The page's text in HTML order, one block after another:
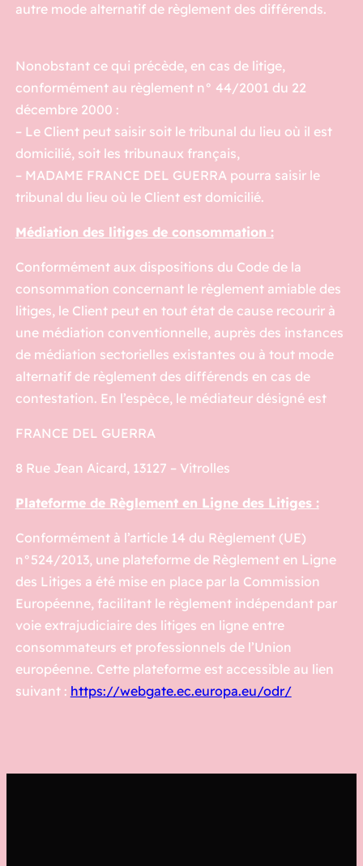
autre mode alternatif de règlement des différends.
Nonobstant ce qui précède, en cas de litige,
conformément au règlement n° 44/2001 du 22
décembre 2000 :
– Le Client peut saisir soit le tribunal du lieu où il est
domicilié, soit les tribunaux français,
– MADAME FRANCE DEL GUERRA pourra saisir le
tribunal du lieu où le Client est domicilié.
Médiation des litiges de consommation :
Conformément aux dispositions du Code de la
consommation concernant le règlement amiable des
litiges, le Client peut en tout état de cause recourir à
une médiation conventionnelle, auprès des instances
de médiation sectorielles existantes ou à tout mode
alternatif de règlement des différends en cas de
contestation. En l’espèce, le médiateur désigné est
FRANCE DEL GUERRA
8 Rue Jean Aicard, 13127 – Vitrolles
Plateforme de Règlement en Ligne des Litiges :
Conformément à l’article 14 du Règlement (UE)
n°524/2013, une plateforme de Règlement en Ligne
des Litiges a été mise en place par la Commission
Européenne, facilitant le règlement indépendant par
voie extrajudiciaire des litiges en ligne entre
consommateurs et professionnels de l’Union
européenne. Cette plateforme est accessible au lien
suivant : https://webgate.ec.europa.eu/odr/